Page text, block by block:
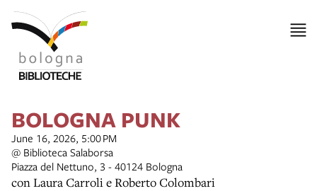
BOLOGNA PUNK
June 16, 2026, 5:00 PM
@ Biblioteca Salaborsa
Piazza del Nettuno, 3 - 40124 Bologna
con Laura Carroli e Roberto Colombari